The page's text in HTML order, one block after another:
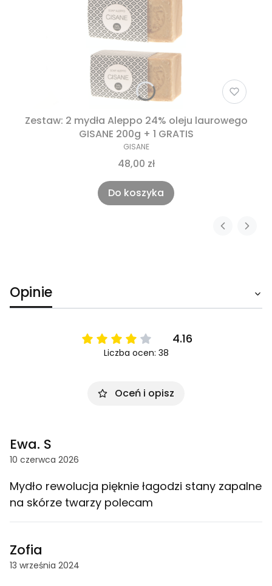
Zestaw: 2 mydła Aleppo 24% oleju laurowego
GISANE 200g + 1 GRATIS
GISANE
48,00 zł
Do koszyka
Opinie
4.16
Liczba ocen: 38
Oceń i opisz
Ewa. S
10 czerwca 2026
Mydło rewolucja pięknie łagodzi stany zapalne
na skórze twarzy polecam
Zofia
13 września 2024